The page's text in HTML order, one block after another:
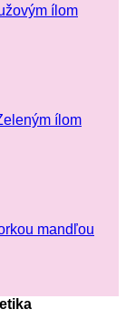
ílom
ílom
mandľou